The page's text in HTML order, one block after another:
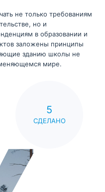
не только требованиям
но и
в образовании и
заложены принципы
зданию школы не
мире.
5
СДЕЛАНО